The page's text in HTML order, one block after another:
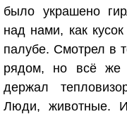
было украшено
над нами, как
палубе. Смотрел в
рядом, но всё же
держал
Люди, животные.